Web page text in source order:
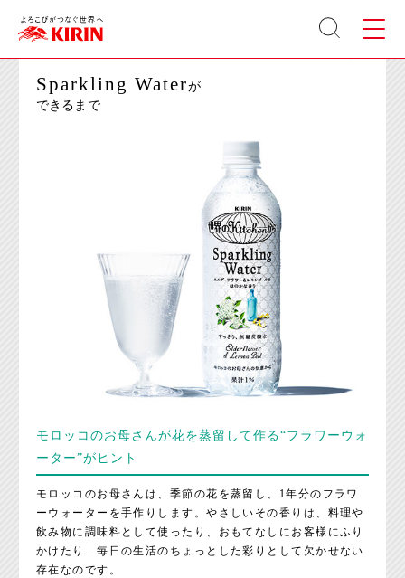
サイト
内検索
メニュ
ー
MENU
Sparkling Waterが
できるまで
モロッコのお母さんが花を蒸留して作る“フラワーウォ
ーター”がヒント
モロッコのお母さんは、季節の花を蒸留し、 1年分のフラワ
ーウォーターを手作りします。やさしいその香りは、料理や
飲み物に調味料として使ったり、
おもてなしにお客様にふり
かけたり…毎日の生活のちょっとした彩りとして 欠かせない
存在なのです。